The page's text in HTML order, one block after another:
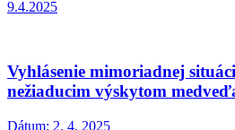
9.4.2025
Vyhlásenie mimoriadnej
nežiaducim výskytom
Dátum: 2. 4. 2025